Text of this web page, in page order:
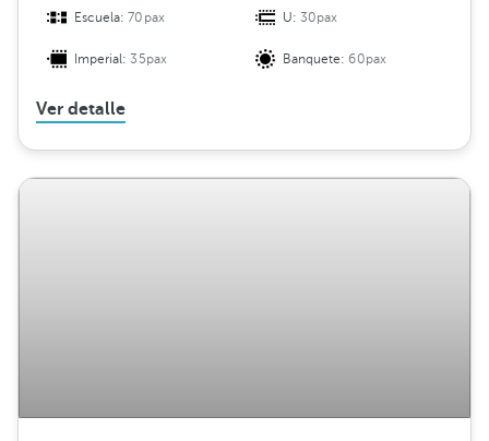
Escuela:70pax U:30pax
Imperial:35pax Banquete:60pax
Ver detalle